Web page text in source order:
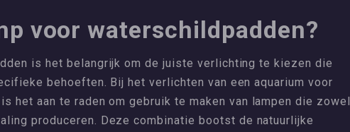
voor waterschildpadden?
is het belangrijk om de juiste verlichting te kiezen die
behoeften. Bij het verlichten van een aquarium voor
het aan te raden om gebruik te maken van lampen die zowel
produceren. Deze combinatie bootst de natuurlijke